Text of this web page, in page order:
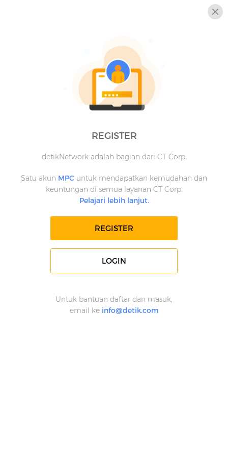
REGISTER
detikNetwork adalah bagian dari CT Corp.
Satu akun MPC untuk mendapatkan kemudahan dan
keuntungan di semua layanan CT Corp.
Pelajari lebih lanjut.
REGISTER
LOGIN
Untuk bantuan daftar dan masuk,
email ke info@detik.com